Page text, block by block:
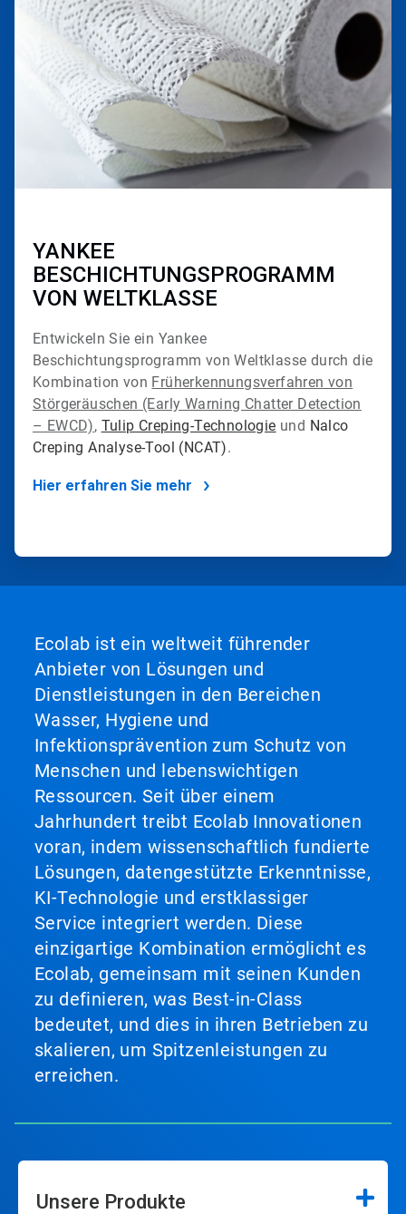
YANKEE
BESCHICHTUNGSPROGRAMM
VON WELTKLASSE
Entwickeln Sie ein Yankee
Beschichtungsprogramm von Weltklasse durch die
Kombination von Früherkennungsverfahren von
Störgeräuschen (Early Warning Chatter Detection
– EWCD), Tulip Creping-Technologie und Nalco
Creping Analyse-Tool (NCAT).
Hier erfahren Sie mehr
Ecolab ist ein weltweit führender
Anbieter von Lösungen und
Dienstleistungen in den Bereichen
Wasser, Hygiene und
Infektionsprävention zum Schutz von
Menschen und lebenswichtigen
Ressourcen. Seit über einem
Jahrhundert treibt Ecolab Innovationen
voran, indem wissenschaftlich fundierte
Lösungen, datengestützte Erkenntnisse,
KI-Technologie und erstklassiger
Service integriert werden. Diese
einzigartige Kombination ermöglicht es
Ecolab, gemeinsam mit seinen Kunden
zu definieren, was Best-in-Class
bedeutet, und dies in ihren Betrieben zu
skalieren, um Spitzenleistungen zu
erreichen.
Unsere Produkte